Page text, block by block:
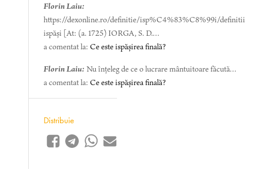
Florin Laiu:
https://dexonline.ro/definitie/isp%C4%83%C8%99i/definitii
ispăși [At: (a. 1725) IORGA, S. D.…
a comentat la:Ce este ispășirea finală?
Florin Laiu:Nu înțeleg de ce o lucrare mântuitoare făcută…
a comentat la:Ce este ispășirea finală?
Distribuie